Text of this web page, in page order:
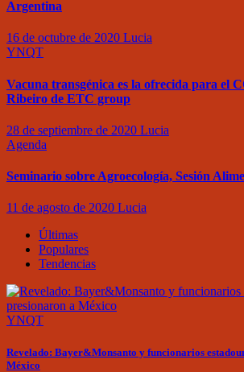
Argentina
16 de octubre de 2020 Lucia
YNQT
Vacuna transgénica es la ofrecida para el
Ribeiro de ETC group
28 de septiembre de 2020 Lucia
Agenda
Seminario sobre Agroecología, Sesión
11 de agosto de 2020 Lucia
Últimas
Populares
Tendencias
YNQT
Revelado: Bayer&Monsanto y funcionarios
México